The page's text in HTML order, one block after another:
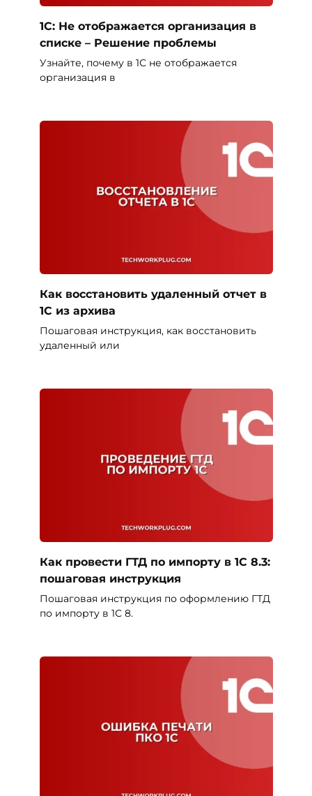
1С: Не отображается организация в
списке – Решение проблемы
Узнайте, почему в 1С не отображается
организация в
Как восстановить удаленный отчет в
1С из архива
Пошаговая инструкция, как восстановить
удаленный или
Как провести ГТД по импорту в 1С 8.3:
пошаговая инструкция
Пошаговая инструкция по оформлению ГТД
по импорту в 1С 8.